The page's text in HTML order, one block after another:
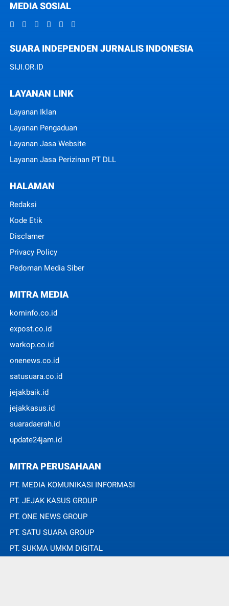
MEDIA SOSIAL
SUARA INDEPENDEN JURNALIS INDONESIA
SIJI.OR.ID
LAYANAN LINK
Layanan Iklan
Layanan Pengaduan
Layanan Jasa Website
Layanan Jasa Perizinan PT DLL
HALAMAN
Redaksi
Kode Etik
Disclamer
Privacy Policy
Pedoman Media Siber
MITRA MEDIA
kominfo.co.id
expost.co.id
warkop.co.id
onenews.co.id
satusuara.co.id
jejakbaik.id
jejakkasus.id
suaradaerah.id
update24jam.id
MITRA PERUSAHAAN
PT. MEDIA KOMUNIKASI INFORMASI
PT. JEJAK KASUS GROUP
PT. ONE NEWS GROUP
PT. SATU SUARA GROUP
PT. SUKMA UMKM DIGITAL